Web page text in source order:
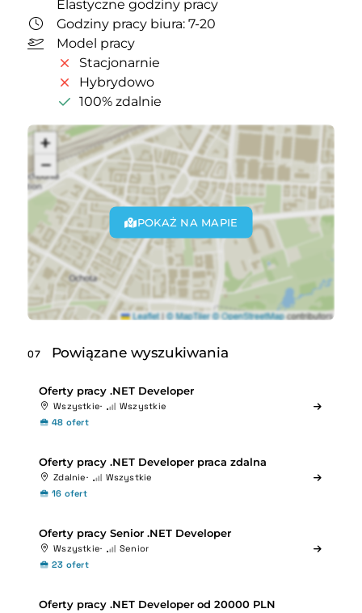
Elastyczne godziny pracy
Godziny pracy biura: 7-20
Model pracy
Stacjonarnie
Hybrydowo
100% zdalnie
POKAŻ NA MAPIE
07 Powiązane wyszukiwania
Oferty pracy .NET Developer
Wszystkie
Wszystkie
48 ofert
Oferty pracy .NET Developer praca zdalna
Zdalnie
Wszystkie
16 ofert
Oferty pracy Senior .NET Developer
Wszystkie
Senior
23 ofert
Oferty pracy .NET Developer od 20000 PLN